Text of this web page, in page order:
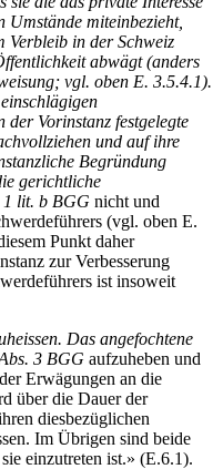
Umstände miteinbezieht,
Verbleib in der Schweiz
abwägt (anders
vgl. oben E. 3.5.4.1).
Vorinstanz festgelegte
und auf ihre
Begründung
gerichtliche
1 lit. b BGG nicht und
(vgl. oben E.
Punkt daher
zur Verbesserung
ist insoweit
Das angefochtene
3 BGG aufzuheben und
Erwägungen an die
über die Dauer der
diesbezüglichen
Im Übrigen sind beide
einzutreten ist.» (E.6.1).